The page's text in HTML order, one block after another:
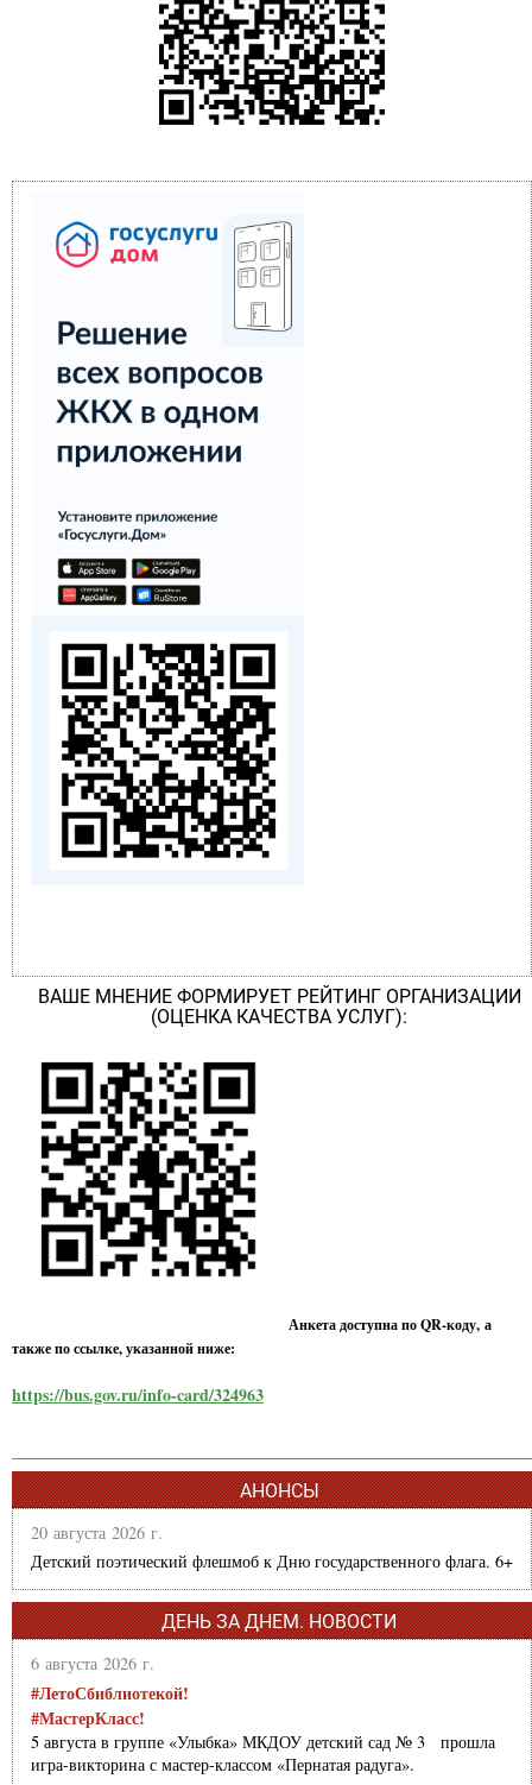
ВАШЕ МНЕНИЕ ФОРМИРУЕТ РЕЙТИНГ ОРГАНИЗАЦИИ
(ОЦЕНКА КАЧЕСТВА УСЛУГ):
Анкета доступна по QR-коду, а
также по ссылке, указанной ниже:
https://bus.gov.ru/info-card/324963
АНОНСЫ
20 августа 2026 г.
Детский поэтический флешмоб к Дню государственного флага. 6+
ДЕНЬ ЗА ДНЕМ. НОВОСТИ
6 августа 2026 г.
#ЛетоСбиблиотекой!
#МастерКласс!
5 августа в группе «Улыбка» МКДОУ детский сад № 3 прошла
игра-викторина с мастер-классом «Пернатая радуга».